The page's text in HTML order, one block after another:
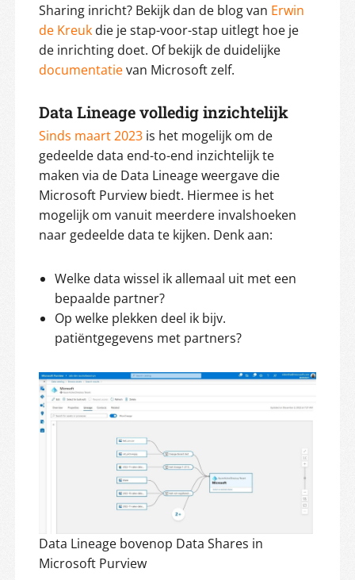
Sharing inricht? Bekijk dan de blog van Erwin
de Kreuk die je stap-voor-stap uitlegt hoe je
de inrichting doet. Of bekijk de duidelijke
documentatievan Microsoft zelf.
Data Lineage volledig inzichtelijk
Sinds maart 2023 is het mogelijk om de
gedeelde data end-to-end inzichtelijk te
maken via de Data Lineage weergave die
Microsoft Purview biedt. Hiermee is het
mogelijk om vanuit meerdere invalshoeken
naar gedeelde data te kijken. Denk aan:
Welke data wissel ik allemaal uit met een
bepaalde partner?
Op welke plekken deel ik bijv.
patiëntgegevens met partners?
Data Lineage bovenop Data Shares in
Microsoft Purview